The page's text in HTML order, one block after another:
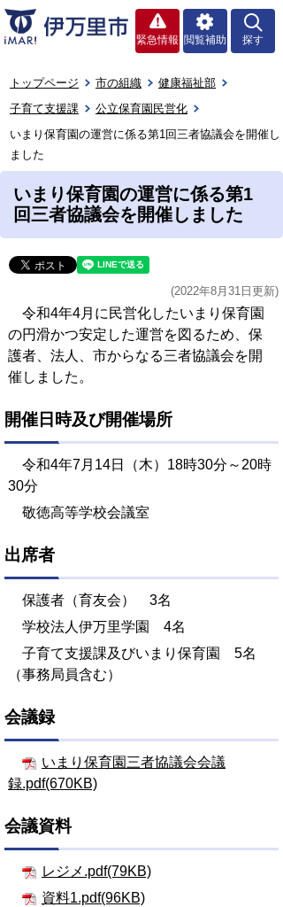
緊急情報 閲覧補助 探す
トップページ 市の組織
健康福祉部
子育て支援課
公立保育園民営化
いまり保育園の運営に係る第1回三者協議会を開催し
ました
いまり保育園の運営に係る第1
回三者協議会を開催しました
(2022年8月31日更新)
令和4年4月に民営化したいまり保育園
の円滑かつ安定した運営を図るため、保
護者、法人、市からなる三者協議会を開
催しました。
開催日時及び開催場所
令和4年7月14日（木）18時30分～20時
30分
敬徳高等学校会議室
出席者
保護者（育友会） 3名
学校法人伊万里学園 4名
子育て支援課及びいまり保育園 5名
（事務局員含む）
会議録
いまり保育園三者協議会会議
録.pdf(670KB)
会議資料
レジメ.pdf(79KB)
資料1.pdf(96KB)